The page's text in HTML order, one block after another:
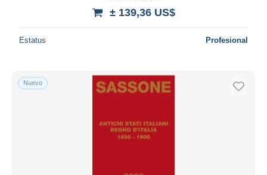
± 139,36 US$
Estatus Profesional
Nuevo